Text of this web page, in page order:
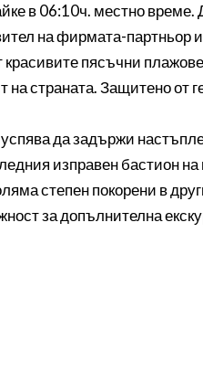
в 06:10ч. местно
на фирмата-партньор
пясъчни
страната. Защитено от
да задържи
изправен бастион
степен покорени в
за допълнителна